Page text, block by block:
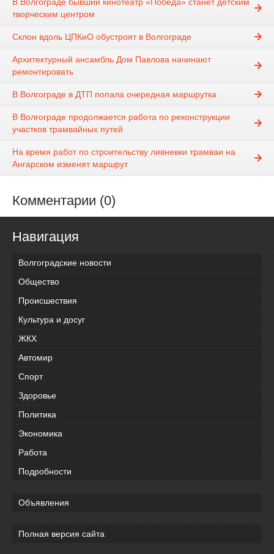
творческим центром
Склон вдоль ЦПКиО обустроят в Волгограде
Архитектурный ансамбль Дом Павлова начинают
ремонтировать
В Волгограде в ДТП попала очередная маршрутка
В Волгограде продолжается работа по реконструкции
участков трамвайных путей
На время работ по строительству ливневки трамваи на
Ангарском изменят маршрут
Комментарии (0)
Навигация
Волгоградские новости
Общество
Происшествия
Культура и досуг
ЖКХ
Автомир
Спорт
Здоровье
Политика
Экономика
Работа
Подробности
Объявления
Полная версия сайта